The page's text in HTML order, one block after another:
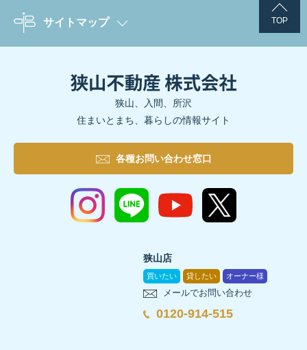
TOP
サイトマップ
狭山、入間、所沢
住まいとまち、暮らしの情報サイト
各種お問い合わせ窓口
狭山店
買いたい 貸したい オーナー様
メールでお問い合わせ
0120-914-515